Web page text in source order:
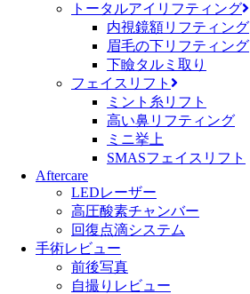
トータルアイリフティング
内視鏡額リフティング
眉毛の下リフティング
下瞼タルミ取り
フェイスリフト
ミント糸リフト
高い鼻リフティング
ミニ挙上
SMASフェイスリフト
Aftercare
LEDレーザー
高圧酸素チャンバー
回復点滴システム
手術レビュー
前後写真
自撮りレビュー